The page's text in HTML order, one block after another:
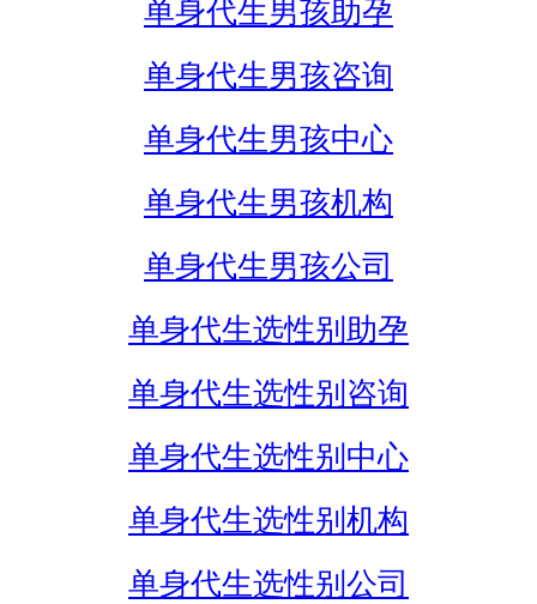
单身代生男孩助孕
单身代生男孩咨询
单身代生男孩中心
单身代生男孩机构
单身代生男孩公司
单身代生选性别助孕
单身代生选性别咨询
单身代生选性别中心
单身代生选性别机构
单身代生选性别公司